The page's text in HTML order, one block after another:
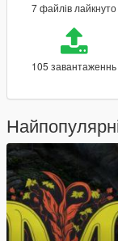
7 файлів лайкнуто
105 завантаженнь